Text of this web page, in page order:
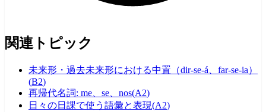
関連トピック
未来形・過去未来形における中置（dir-se-á、far-se-ia）
(B2)
再帰代名詞: me、se、nos(A2)
日々の日課で使う語彙と表現(A2)